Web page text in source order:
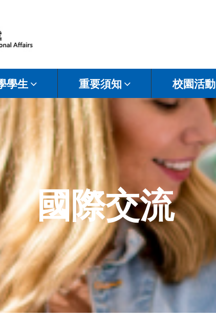
學生 重要須知 校園活動
國際交流